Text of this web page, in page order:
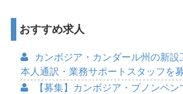
おすすめ求人
カンボジア・カンダール州の新設
本人通訳・業務サポートスタッフを募
【募集】カンボジア・プノンペ